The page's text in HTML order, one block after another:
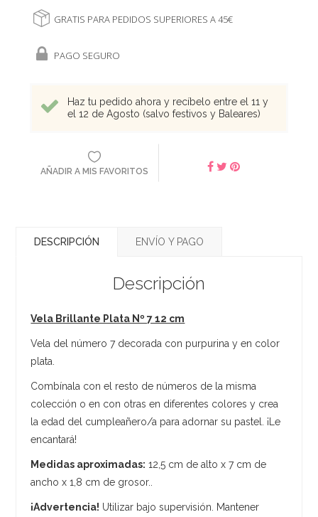
GRATIS PARA PEDIDOS SUPERIORES A 45€
PAGO SEGURO
Haz tu pedido ahora y recíbelo entre el 11 y
el 12 de Agosto (salvo festivos y Baleares)
AÑADIR A MIS FAVORITOS
DESCRIPCIÓN ENVÍO Y PAGO
Descripción
Vela Brillante Plata Nº 7 12 cm
Vela del número 7 decorada con purpurina y en color
plata.
Combínala con el resto de números de la misma
colección o en con otras en diferentes colores y crea
la edad del cumpleañero/a para adornar su pastel. ¡Le
encantará!
Medidas aproximadas: 12,5 cm de alto x 7 cm de
ancho x 1,8 cm de grosor..
¡Advertencia! Utilizar bajo supervisión. Mantener